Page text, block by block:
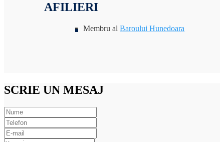
AFILIERI
Membru alBaroului Hunedoara
SCRIE UN MESAJ